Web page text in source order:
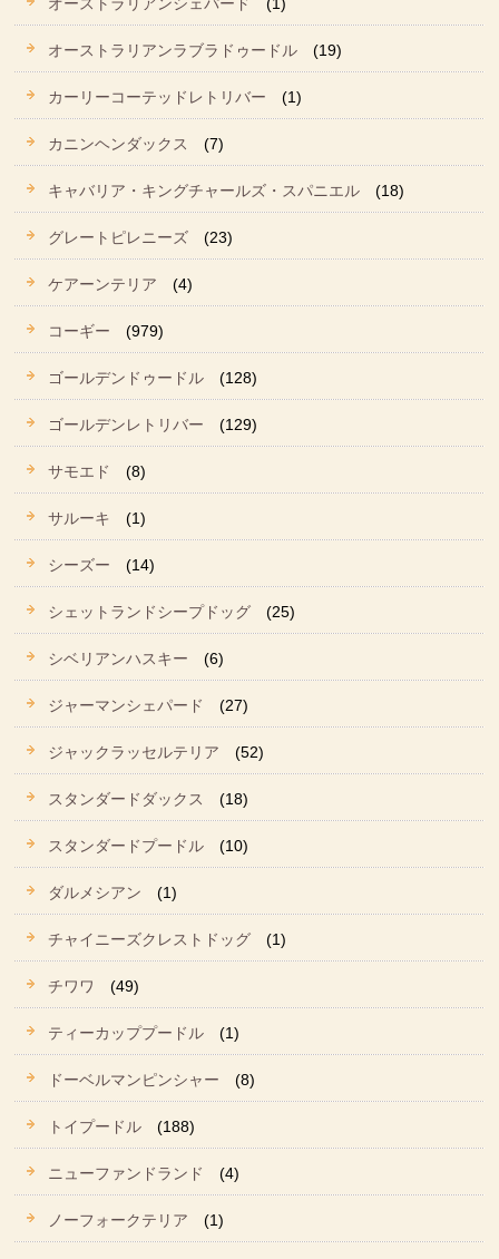
オーストラリアンラブラドゥードル (19)
カーリーコーテッドレトリバー (1)
カニンヘンダックス (7)
キャバリア・キングチャールズ・スパニエル (18)
グレートピレニーズ (23)
ケアーンテリア (4)
コーギー (979)
ゴールデンドゥードル (128)
ゴールデンレトリバー (129)
サモエド (8)
サルーキ (1)
シーズー (14)
シェットランドシープドッグ (25)
シベリアンハスキー (6)
ジャーマンシェパード (27)
ジャックラッセルテリア (52)
スタンダードダックス (18)
スタンダードプードル (10)
ダルメシアン (1)
チャイニーズクレストドッグ (1)
チワワ (49)
ティーカッププードル (1)
ドーベルマンピンシャー (8)
トイプードル (188)
ニューファンドランド (4)
ノーフォークテリア (1)